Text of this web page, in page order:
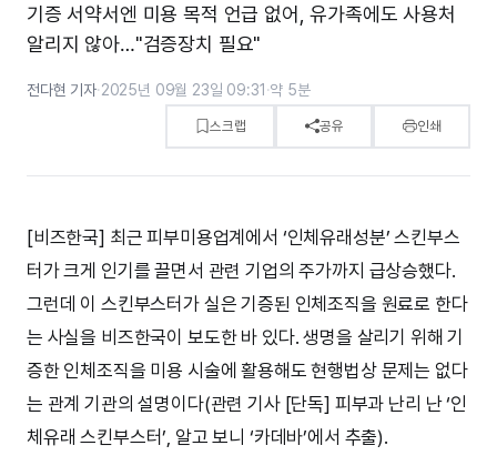
기증 서약서엔 미용 목적 언급 없어, 유가족에도 사용처
알리지 않아…"검증장치 필요"
전다현 기자·2025년 09월 23일 09:31 ·약 5분
스크랩 공유 인쇄
[비즈한국] 최근 피부미용업계에서 ‘인체유래성분’ 스킨부스
터가 크게 인기를 끌면서 관련 기업의 주가까지 급상승했다.
그런데 이 스킨부스터가 실은 기증된 인체조직을 원료로 한다
는 사실을 비즈한국이 보도한 바 있다. 생명을 살리기 위해 기
증한 인체조직을 미용 시술에 활용해도 현행법상 문제는 없다
는 관계 기관의 설명이다(관련 기사 [단독] 피부과 난리 난 ‘인
체유래 스킨부스터’, 알고 보니 ‘카데바’에서 추출).